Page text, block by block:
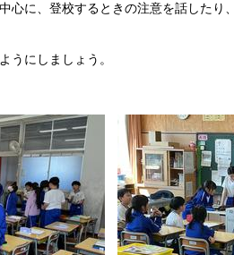
心に、登校するときの注意を話した
うにしましょう。